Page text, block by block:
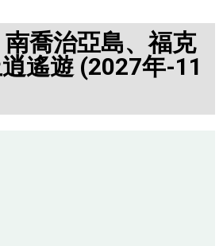
喬治亞島、福克
遙遊 (2027年-11